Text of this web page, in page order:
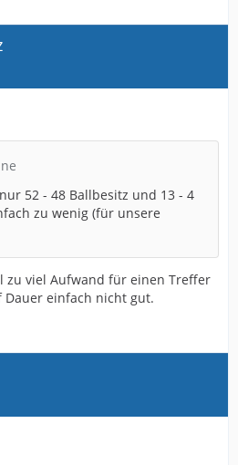
52 - 48 Ballbesitz und 13 - 4
zu wenig (für unsere
zu viel Aufwand für einen Treffer
einfach nicht gut.